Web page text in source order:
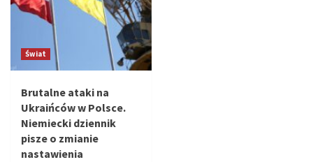
Świat
Brutalne ataki na
Ukraińców w Polsce.
Niemiecki dziennik
pisze o zmianie
nastawienia